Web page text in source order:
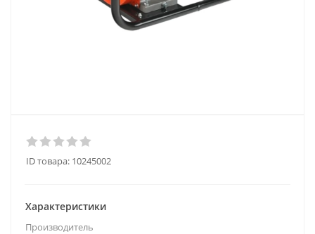
ID товара: 10245002
Характеристики
Производитель